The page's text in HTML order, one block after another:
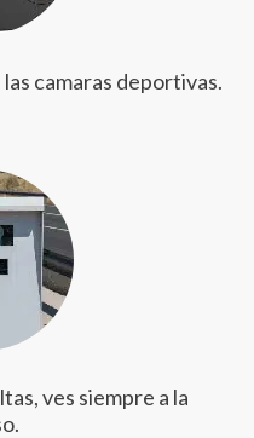
camaras deportivas.
ves siempre a la